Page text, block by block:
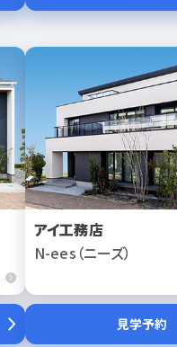
アイ工務店
N-ees（ニーズ）
見学予約